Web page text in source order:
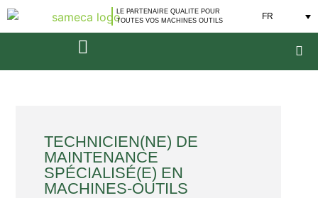
LE PARTENAIRE QUALITE POUR
TOUTES VOS MACHINES OUTILS
FR
TECHNICIEN(NE) DE
MAINTENANCE
SPÉCIALISÉ(E) EN
MACHINES-OUTILS